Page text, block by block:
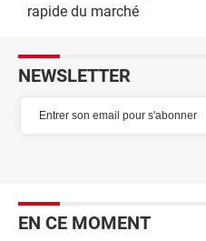
rapide du marché
NEWSLETTER
EN CE MOMENT